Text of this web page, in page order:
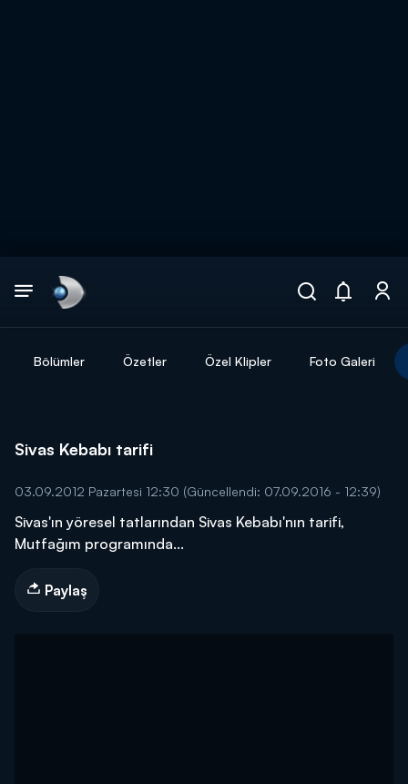
Bölümler Özetler Özel Klipler Foto Galeri
Sivas Kebabı tarifi
03.09.2012 Pazartesi 12:30 (Güncellendi: 07.09.2016 - 12:39)
Sivas'ın yöresel tatlarından Sivas Kebabı'nın tarifi,
Mutfağım programında...
Paylaş